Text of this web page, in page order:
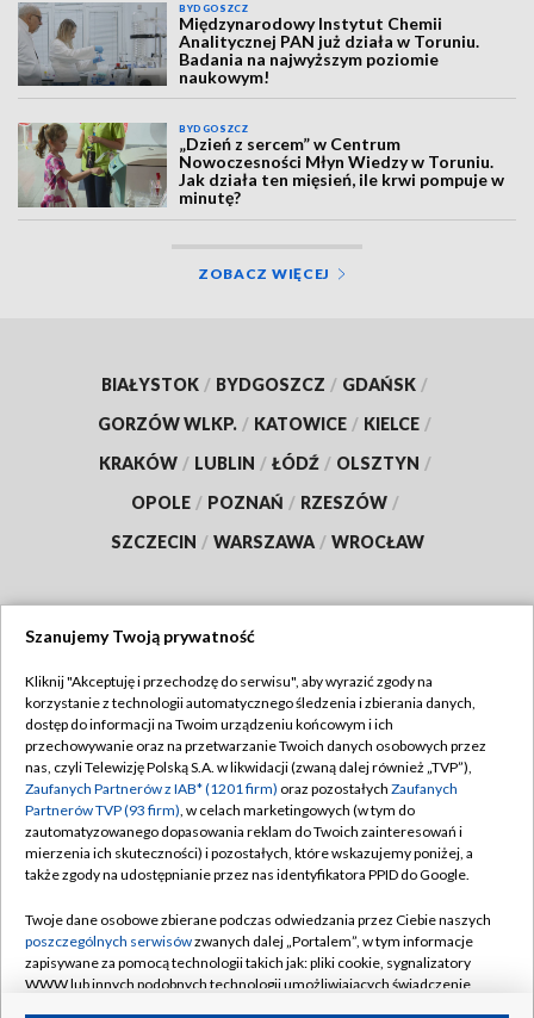
BYDGOSZCZ
Międzynarodowy Instytut Chemii
Analitycznej PAN już działa w Toruniu.
Badania na najwyższym poziomie
naukowym!
BYDGOSZCZ
„Dzień z sercem” w Centrum
Nowoczesności Młyn Wiedzy w Toruniu.
Jak działa ten mięsień, ile krwi pompuje w
minutę?
ZOBACZ WIĘCEJ
BIAŁYSTOK / BYDGOSZCZ / GDAŃSK /
GORZÓW WLKP. / KATOWICE / KIELCE /
KRAKÓW / LUBLIN / ŁÓDŹ / OLSZTYN /
OPOLE / POZNAŃ / RZESZÓW /
SZCZECIN / WARSZAWA / WROCŁAW
TVP
Abonament TVP
Emisja w TVP
Centrum informacji TVP
Naziemna Telewizja Cyfrowa
Rada Programowa
System NOS
Regulamin TVP
Polityka prywatności
Moje zgody
Pomoc
Kontakt
Szanujemy Twoją prywatność
Kliknij "Akceptuję i przechodzę do serwisu", aby wyrazić zgody na
korzystanie z technologii automatycznego śledzenia i zbierania danych,
dostęp do informacji na Twoim urządzeniu końcowym i ich
przechowywanie oraz na przetwarzanie Twoich danych osobowych przez
nas, czyli Telewizję Polską S.A. w likwidacji (zwaną dalej również „TVP”),
Zaufanych Partnerów z IAB* (1201 firm) oraz pozostałych Zaufanych
Partnerów TVP (93 firm), w celach marketingowych (w tym do
zautomatyzowanego dopasowania reklam do Twoich zainteresowań i
mierzenia ich skuteczności) i pozostałych, które wskazujemy poniżej, a
także zgody na udostępnianie przez nas identyfikatora PPID do Google.
Twoje dane osobowe zbierane podczas odwiedzania przez Ciebie naszych
poszczególnych serwisówzwanych dalej „Portalem”, w tym informacje
zapisywane za pomocą technologii takich jak: pliki cookie, sygnalizatory
WWW lub innych podobnych technologii umożliwiających świadczenie